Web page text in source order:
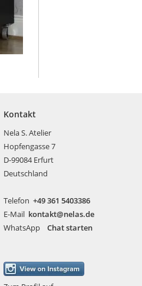
Kontakt
Nela S. Atelier
Hopfengasse 7
D-99084 Erfurt
Deutschland
Telefon +49 361 5403386
E-Mail kontakt@nelas.de
WhatsApp Chat starten